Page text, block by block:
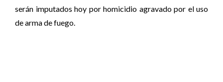
serán imputados hoy por homicidio agravado por el uso
de arma de fuego.